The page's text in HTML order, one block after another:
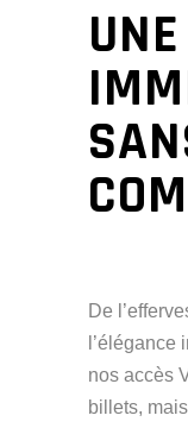
UNE
De
l’élégance
nos accès
billets,